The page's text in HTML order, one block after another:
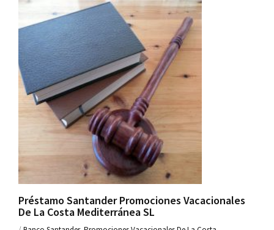
Préstamo Santander Promociones Vacacionales
De La Costa Mediterránea SL